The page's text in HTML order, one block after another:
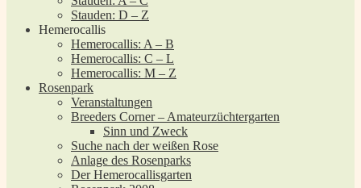
Stauden: D – Z
Hemerocallis
Hemerocallis: A – B
Hemerocallis: C – L
Hemerocallis: M – Z
Rosenpark
Veranstaltungen
Breeders Corner – Amateurzüchtergarten
Sinn und Zweck
Suche nach der weißen Rose
Anlage des Rosenparks
Der Hemerocallisgarten